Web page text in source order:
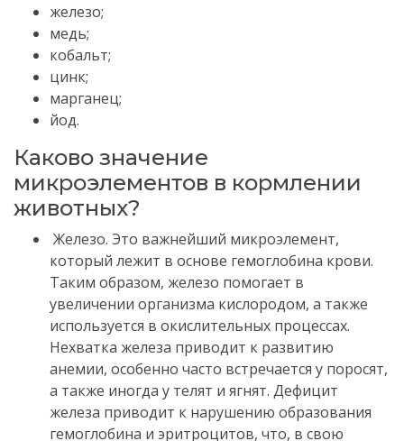
железо;
медь;
кобальт;
цинк;
марганец;
йод.
Каково значение
микроэлементов в кормлении
животных?
Железо. Это важнейший микроэлемент,
который лежит в основе гемоглобина крови.
Таким образом, железо помогает в
увеличении организма кислородом, а также
используется в окислительных процессах.
Нехватка железа приводит к развитию
анемии, особенно часто встречается у поросят,
а также иногда у телят и ягнят. Дефицит
железа приводит к нарушению образования
гемоглобина и эритроцитов, что, в свою